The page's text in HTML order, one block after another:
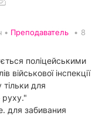
• Преподаватель • 8
поліцейськими
військової інспекції
для
для забивания